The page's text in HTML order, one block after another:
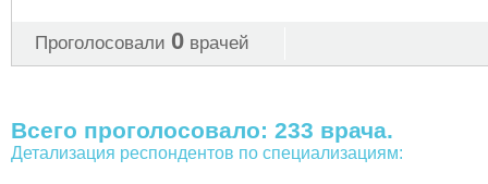
Проголосовали 0 врачей
Всего проголосовало: 233 врача.
Детализация респондентов по специализациям: